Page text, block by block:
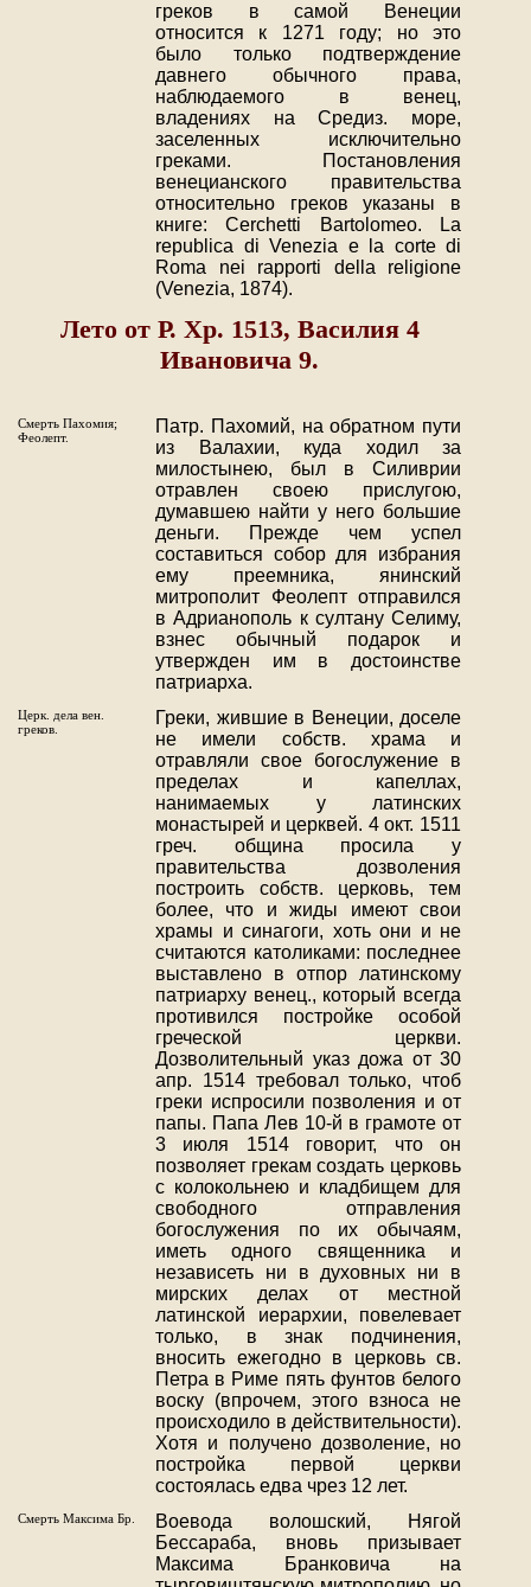
греков в самой Венеции
относится к 1271 году; но это
было только подтверждение
давнего обычного права,
наблюдаемого в венец,
владениях на Средиз. море,
заселенных исключительно
греками. Постановления
венецианского правительства
относительно греков указаны в
книге: Cerchetti Bartolomeo. La
republica di Venezia e la corte di
Roma nei rapporti della religione
(Venezia, 1874).
Лето от Р. Хр. 1513, Василия 4
Ивановича 9.
Смерть Пахомия;
Феолепт.
Патр. Пахомий, на обратном пути
из Валахии, куда ходил за
милостынею, был в Силиврии
отравлен своею прислугою,
думавшею найти у него большие
деньги. Прежде чем успел
составиться собор для избрания
ему преемника, янинский
митрополит Феолепт отправился
в Адрианополь к султану Селиму,
взнес обычный подарок и
утвержден им в достоинстве
патриарха.
Церк. дела вен.
греков.
Греки, жившие в Венеции, доселе
не имели собств. храма и
отравляли свое богослужение в
пределах и капеллах,
нанимаемых у латинских
монастырей и церквей. 4 окт. 1511
греч. община просила у
правительства дозволения
построить собств. церковь, тем
более, что и жиды имеют свои
храмы и синагоги, хоть они и не
считаются католиками: последнее
выставлено в отпор латинскому
патриарху венец., который всегда
противился постройке особой
греческой церкви.
Дозволительный указ дожа от 30
апр. 1514 требовал только, чтоб
греки испросили позволения и от
папы. Папа Лев 10-й в грамоте от
3 июля 1514 говорит, что он
позволяет грекам создать церковь
с колокольнею и кладбищем для
свободного отправления
богослужения по их обычаям,
иметь одного священника и
независеть ни в духовных ни в
мирских делах от местной
латинской иерархии, повелевает
только, в знак подчинения,
вносить ежегодно в церковь св.
Петра в Риме пять фунтов белого
воску (впрочем, этого взноса не
происходило в действительности).
Хотя и получено дозволение, но
постройка первой церкви
состоялась едва чрез 12 лет.
Смерть Максима Бр.
Воевода волошский, Нягой
Бессараба, вновь призывает
Максима Бранковича на